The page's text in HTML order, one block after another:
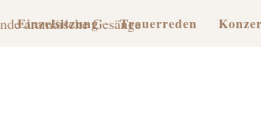
Einzelsitzung Trauerreden